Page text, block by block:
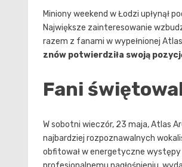
Miniony weekend w Łodzi upłynął
Największe zainteresowanie
razem z fanami w wypełnionej
znów potwierdziła swoją
Fani
W sobotni wieczór, 23 maja, Atlas
najbardziej rozpoznawalnych
obfitował w energetyczne